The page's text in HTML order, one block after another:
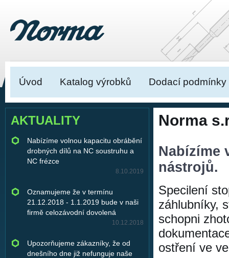
Úvod Katalog výrobků Dodací podmínky
AKTUALITY
Nabízíme volnou kapacitu obrábění
drobných dílů na NC soustruhu a
NC frézce
8.10.2019
Oznamujeme že v termínu
21.12.2018 - 1.1.2019 bude v naši
firmě celozávodní dovolená
10.12.2018
Upozorňujeme zákazníky, že od
dnešního dne již nefunguje naše
Norma
Nabízíme
nástrojů.
Specilení
záhlubníky,
schopni
ostření ve